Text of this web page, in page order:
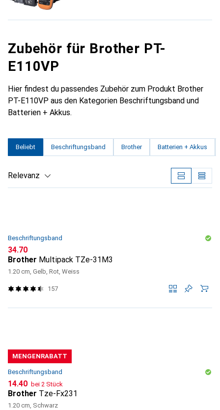
Zubehör für Brother PT-
E110VP
Hier findest du passendes Zubehör zum Produkt Brother
PT-E110VP aus den Kategorien Beschriftungsband und
Batterien + Akkus.
Beliebt Beschriftungsband Brother Batterien + Akkus
Relevanz
Beschriftungsband
CHF
34.70
Brother Multipack TZe-31M3
1.20 cm, Gelb, Rot, Weiss
157
MENGENRABATT
Beschriftungsband
CHF
14.40 bei 2 Stück
Brother Tze-Fx231
1.20 cm, Schwarz